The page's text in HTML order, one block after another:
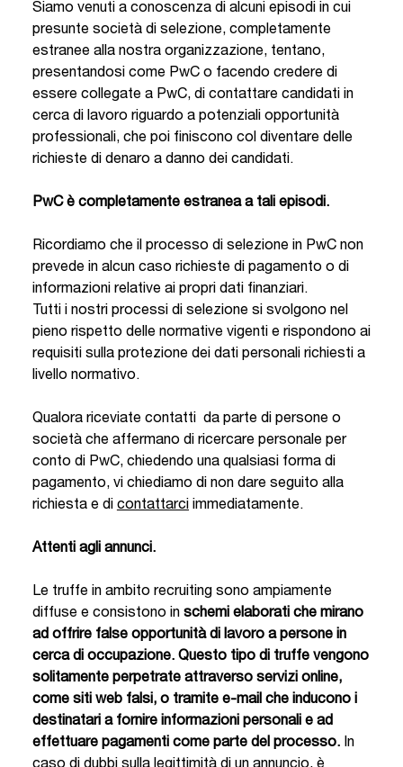
Siamo venuti a conoscenza di alcuni episodi in cui
presunte società di selezione, completamente
estranee alla nostra organizzazione, tentano,
presentandosi come PwC o facendo credere di
essere collegate a PwC, di contattare candidati in
cerca di lavoro riguardo a potenziali opportunità
professionali, che poi finiscono col diventare delle
richieste di denaro a danno dei candidati.
PwC è completamente estranea a tali episodi.
Ricordiamo che il processo di selezione in PwC non
prevede in alcun caso richieste di pagamento o di
informazioni relative ai propri dati finanziari.
Tutti i nostri processi di selezione si svolgono nel
pieno rispetto delle normative vigenti e rispondono ai
requisiti sulla protezione dei dati personali richiesti a
livello normativo.
Qualora riceviate contatti da parte di persone o
società che affermano di ricercare personale per
conto di PwC, chiedendo una qualsiasi forma di
pagamento, vi chiediamo di non dare seguito alla
richiesta e di contattarciimmediatamente.
Attenti agli annunci.
Le truffe in ambito recruiting sono ampiamente
diffuse e consistono in schemi elaborati che mirano
ad offrire false opportunità di lavoro a persone in
cerca di occupazione. Questo tipo di truffe vengono
solitamente perpetrate attraverso servizi online,
come siti web falsi, o tramite e-mail che inducono i
destinatari a fornire informazioni personali e ad
effettuare pagamenti come parte del processo.In
caso di dubbi sulla legittimità di un annuncio, è